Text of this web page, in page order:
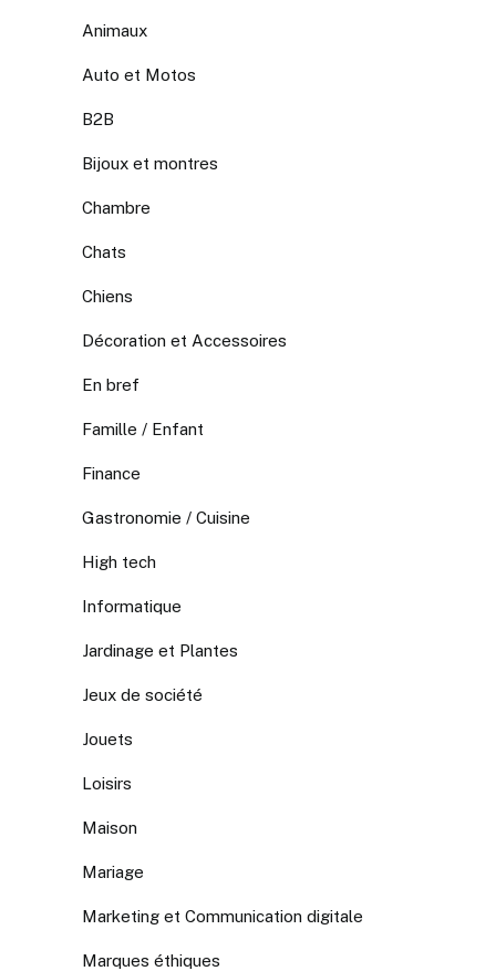
Animaux
Auto et Motos
B2B
Bijoux et montres
Chambre
Chats
Chiens
Décoration et Accessoires
En bref
Famille / Enfant
Finance
Gastronomie / Cuisine
High tech
Informatique
Jardinage et Plantes
Jeux de société
Jouets
Loisirs
Maison
Mariage
Marketing et Communication digitale
Marques éthiques